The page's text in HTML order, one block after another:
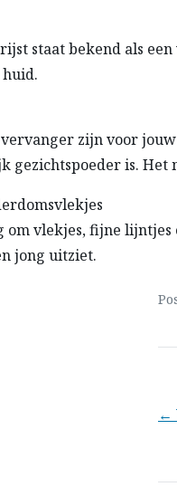
staat bekend als
zijn voor
gezichtspoeder is.
om vlekjes, fijne
jong uitziet.
←